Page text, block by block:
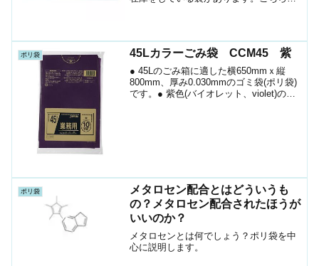
り1斗缶に入れる袋の一つ...
ポリ袋 45Lカラーごみ袋 CCM45 紫
● 45Lのごみ箱に適した横650mmｘ縦
800mm、厚み0.030mmのゴミ袋(ポリ袋)
です。● 紫色(バイオレット、violet)のゴ
ポリ袋
メタロセン配合とはどういうも
の？メタロセン配合されたほうが
いいのか？
メタロセンとは何でしょう？ポリ袋を中
心に説明します。